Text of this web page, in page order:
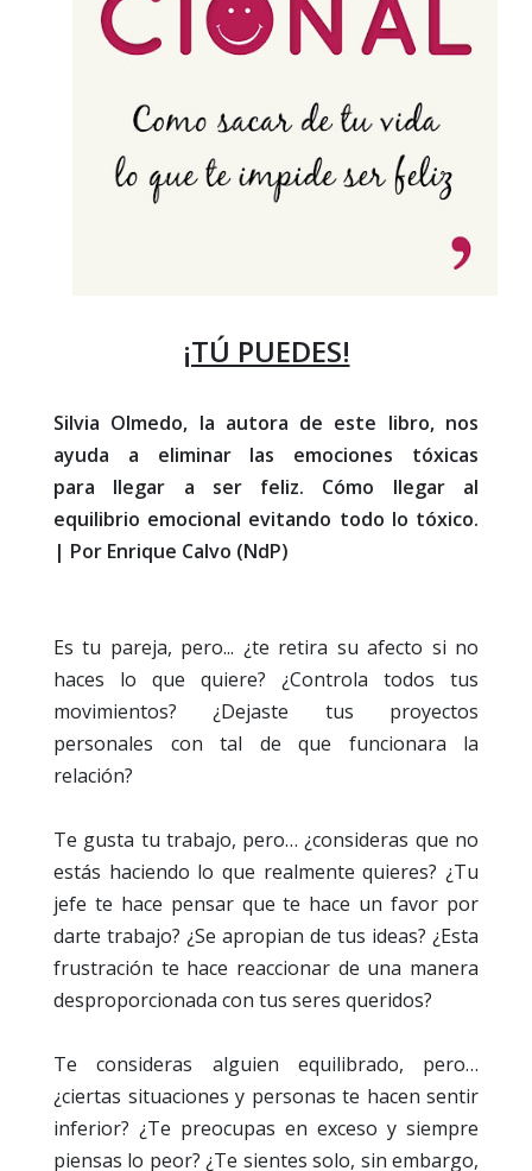
¡TÚ PUEDES!
Silvia Olmedo, la autora de este libro, nos
ayuda a eliminar las emociones tóxicas
para llegar a ser feliz. Cómo llegar al
equilibrio emocional evitando todo lo tóxico.
| Por Enrique Calvo (NdP)
Es tu pareja, pero... ¿te retira su afecto si no
haces lo que quiere? ¿Controla todos tus
movimientos? ¿Dejaste tus proyectos
personales con tal de que funcionara la
relación?
Te gusta tu trabajo, pero… ¿consideras que no
estás haciendo lo que realmente quieres? ¿Tu
jefe te hace pensar que te hace un favor por
darte trabajo? ¿Se apropian de tus ideas? ¿Esta
frustración te hace reaccionar de una manera
desproporcionada con tus seres queridos?
Te consideras alguien equilibrado, pero…
¿ciertas situaciones y personas te hacen sentir
inferior? ¿Te preocupas en exceso y siempre
piensas lo peor? ¿Te sientes solo, sin embargo,